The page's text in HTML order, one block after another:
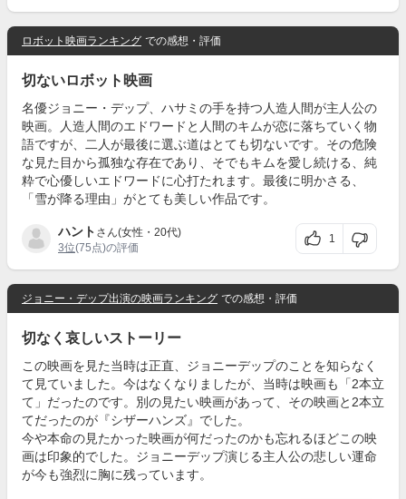
ロボット映画ランキング での感想・評価
切ないロボット映画
名優ジョニー・デップ、ハサミの手を持つ人造人間が主人公の
映画。人造人間のエドワードと人間のキムが恋に落ちていく物
語ですが、二人が最後に選ぶ道はとても切ないです。その危険
な見た目から孤独な存在であり、そでもキムを愛し続ける、純
粋で心優しいエドワードに心打たれます。最後に明かさる、
「雪が降る理由」がとても美しい作品です。
ハント さん(女性・20代)
3位(75点)の評価
1
ジョニー・デップ出演の映画ランキング での感想・評価
切なく哀しいストーリー
この映画を見た当時は正直、ジョニーデップのことを知らなく
て見ていました。今はなくなりましたが、当時は映画も「2本立
て」だったのです。別の見たい映画があって、その映画と2本立
てだったのが『シザーハンズ』でした。
今や本命の見たかった映画が何だったのかも忘れるほどこの映
画は印象的でした。ジョニーデップ演じる主人公の悲しい運命
が今も強烈に胸に残っています。